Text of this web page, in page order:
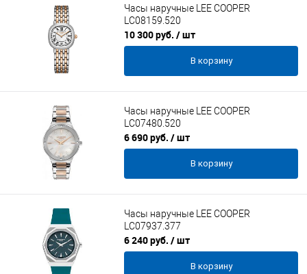
Часы наручные LEE COOPER
LC08159.520
10 300 руб. / шт
В корзину
Часы наручные LEE COOPER
LC07480.520
6 690 руб. / шт
В корзину
Часы наручные LEE COOPER
LC07937.377
6 240 руб. / шт
В корзину